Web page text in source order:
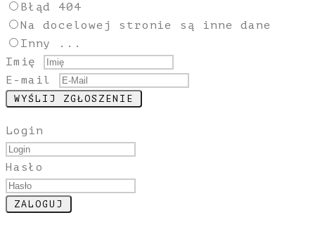
Błąd 404
Na docelowej stronie są inne dane
Inny ...
Imię
E-mail
Login
Hasło